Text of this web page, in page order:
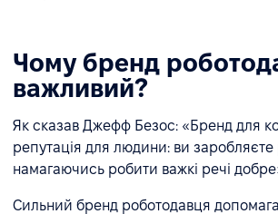
Чому бренд
важливий?
Як сказав Джефф Безос: «Бренд для
репутація для людини: ви заробляєте
намагаючись робити важкі речі
Сильний бренд роботодавця